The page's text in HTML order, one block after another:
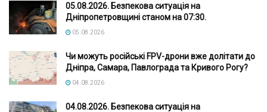
05.08.2026. Безпекова ситуація на
Дніпропетровщині станом на 07:30.
05.08.2026
Чи можуть російські FPV-дрони вже долітати до
Дніпра, Самара, Павлограда та Кривого Рогу?
04.08.2026
04.08.2026. Безпекова ситуація на